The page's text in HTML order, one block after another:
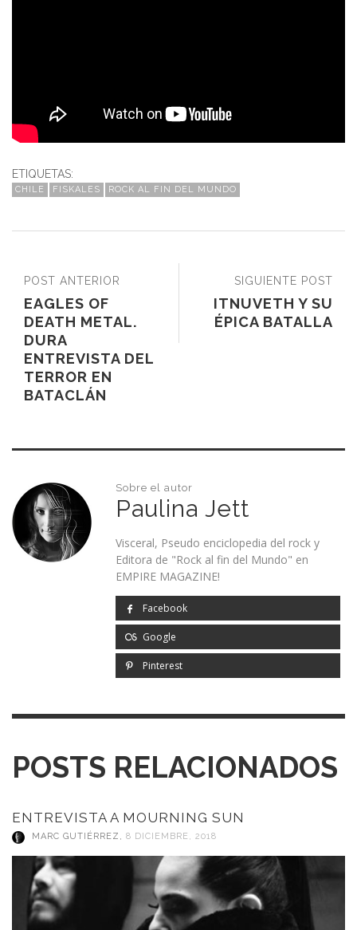
ETIQUETAS:
CHILE FISKALES ROCK AL FIN DEL MUNDO
SIGUIENTE POST
ITNUVETH Y SU
ÉPICA BATALLA
POST ANTERIOR
EAGLES OF
DEATH METAL.
DURA
ENTREVISTA DEL
TERROR EN
BATACLÁN
Sobre el autor
Paulina Jett
Visceral, Pseudo enciclopedia del rock y
Editora de "Rock al fin del Mundo" en
EMPIRE MAGAZINE!
Facebook
Google
Pinterest
POSTS RELACIONADOS
ENTREVISTA A MOURNING SUN
MARC GUTIÉRREZ , 8 DICIEMBRE, 2018